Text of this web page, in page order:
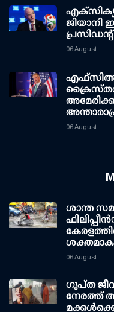
ജിയാനി
06 August
06 August
ശാന്ത
06 August
ഗുപ്ത
നേരത്ത്